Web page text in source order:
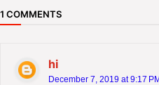
1 COMMENTS
hi
December 7, 2019 at 9:17